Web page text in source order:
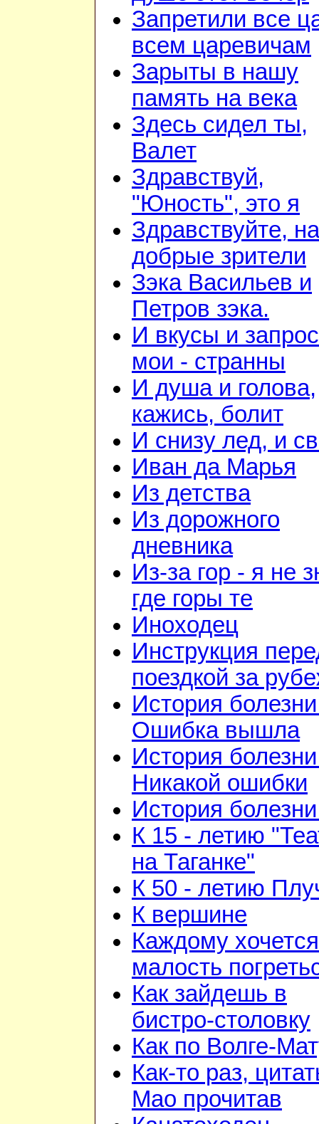
Запретили все
всем царевичам
Зарыты в нашу
память на века
Здесь сидел ты,
Валет
Здравствуй,
"Юность", это я
Здравствуйте,
добрые зрители
Зэка Васильев и
Петров зэка.
И вкусы и
мои - странны
И душа и голова,
кажись, болит
И снизу лед, и
Иван да Марья
Из детства
Из дорожного
дневника
Из-за гор - я не
где горы те
Иноходец
Инструкция
поездкой за
История
Ошибка вышла
История
Никакой ошибки
История
К 15 - летию
на Таганке"
К 50 - летию
К вершине
Каждому хочется
малость
Как зайдешь в
бистро-столовку
Как по Волге-
Как-то раз,
Мао прочитав